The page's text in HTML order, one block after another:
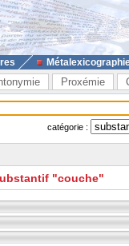
Proxémie
catégorie :
"couche"